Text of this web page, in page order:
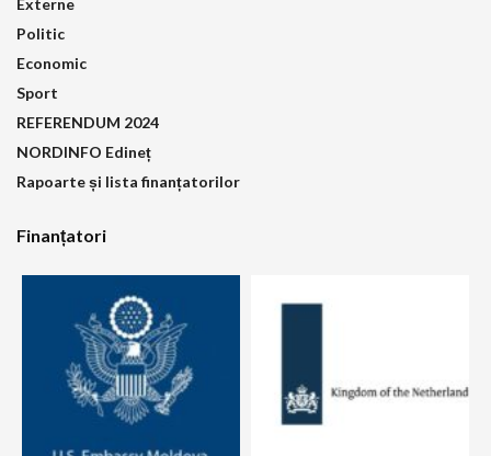
Externe
Politic
Economic
Sport
REFERENDUM 2024
NORDINFO Edineț
Rapoarte și lista finanțatorilor
Finanțatori